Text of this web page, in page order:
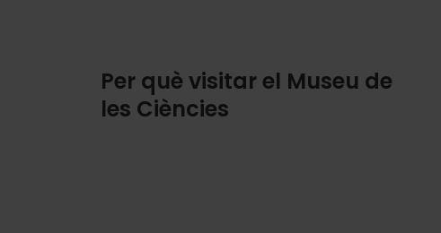
Per què visitar el Museu de
les Ciències